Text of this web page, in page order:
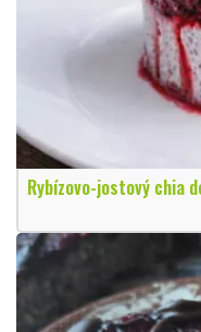
Rybízovo-jostový chia